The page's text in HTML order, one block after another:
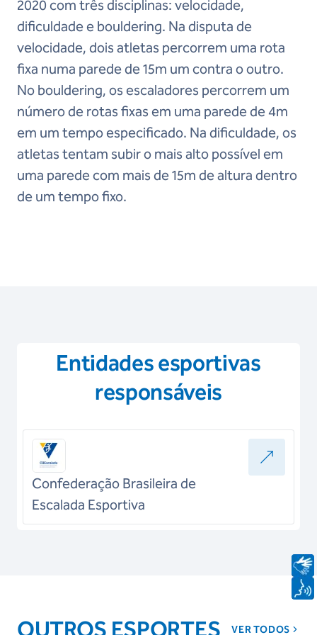
2020 com três disciplinas: velocidade,
dificuldade e bouldering. Na disputa de
velocidade, dois atletas percorrem uma rota
fixa numa parede de 15m um contra o outro.
No bouldering, os escaladores percorrem um
número de rotas fixas em uma parede de 4m
em um tempo especificado. Na dificuldade, os
atletas tentam subir o mais alto possível em
uma parede com mais de 15m de altura dentro
de um tempo fixo.
Entidades esportivas
responsáveis
Confederação Brasileira de
Escalada Esportiva
OUTROS ESPORTES VER TODOS